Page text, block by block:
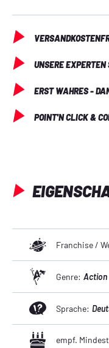
UNSERE
ERST WAHRES -
POINT'N CLICK &
Franchise /
Genre: Action
Sprache:
empf.